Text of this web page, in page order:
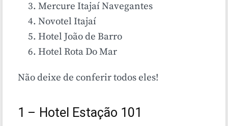
Mercure Itajaí Navegantes
Novotel Itajaí
Hotel João de Barro
Hotel Rota Do Mar
Não deixe de conferir todos eles!
1 – Hotel Estação 101